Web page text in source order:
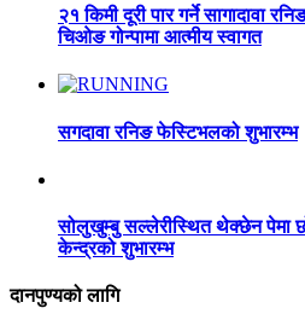
२१ किमी दूरी पार गर्ने सागादावा
चिओङ गोन्पामा आत्मीय स्वागत
सगदावा रनिङ फेस्टिभलको शुभारम्भ
सोलुखुम्बु सल्लेरीस्थित थेक्छेन पेमा
केन्द्रको शुभारम्भ
दानपुण्यको लागि